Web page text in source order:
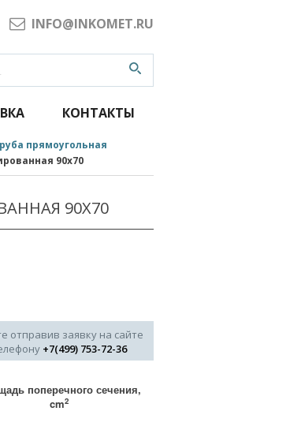
INFO@INKOMET.RU
КОНТАКТЫ
прямоугольная
90x70
90X70
отправив заявку на сайте
+7(499) 753-72-36
поперечного сечения,
cm2